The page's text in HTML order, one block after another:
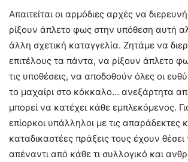
Απαιτείται οι αρμόδιες αρχές να
ρίξουν άπλετο φως στην υπόθεση αυτή
άλλη σχετική καταγγελία. Ζητάμε να
επιτέλους τα πάντα, να ρίξουν άπλετο
τις υποθέσεις, να αποδοθούν όλες οι
το μαχαίρι στο κόκκαλο… ανεξάρτητα
μπορεί να κατέχει κάθε εμπλεκόμενος.
επίορκοι υπάλληλοι με τις απαράδεκτες
καταδικαστέες πράξεις τους έχουν
απέναντι από κάθε τι συλλογικό και